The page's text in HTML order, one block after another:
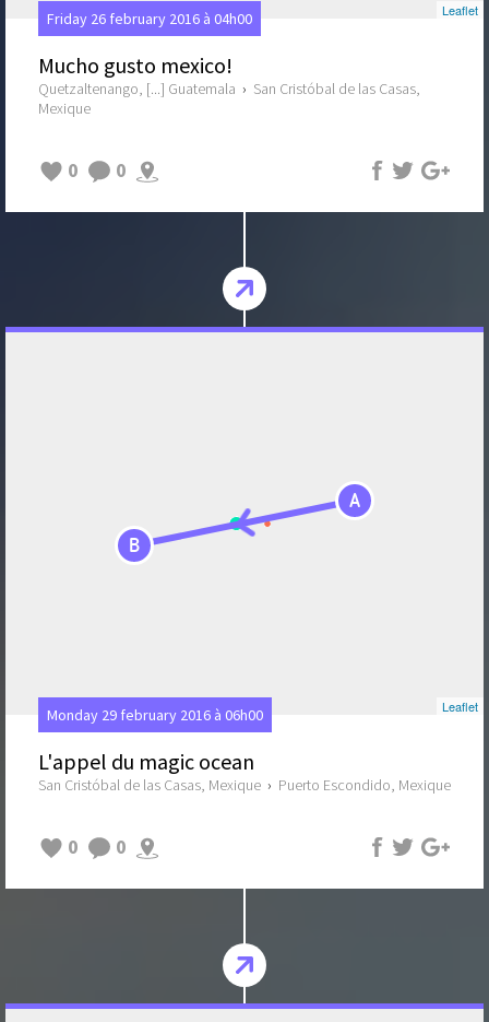
Leaflet
Friday 26 february 2016 à 04h00
Mucho gusto mexico!
Quetzaltenango, [...] Guatemala › San Cristóbal de las Casas,
Mexique
0 0
A
B
Leaflet
Monday 29 february 2016 à 06h00
L'appel du magic ocean
San Cristóbal de las Casas, Mexique › Puerto Escondido, Mexique
0 0